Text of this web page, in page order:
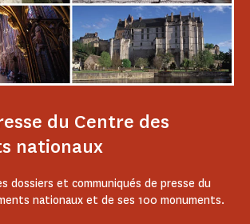
du Centre des
nationaux
dossiers et communiqués de presse du
nationaux et de ses 100 monuments.